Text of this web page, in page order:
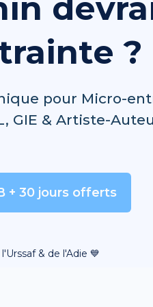
?
pour Micro-
GIE & Artiste-
+ 30 jours offerts
& de l'Adie 💙